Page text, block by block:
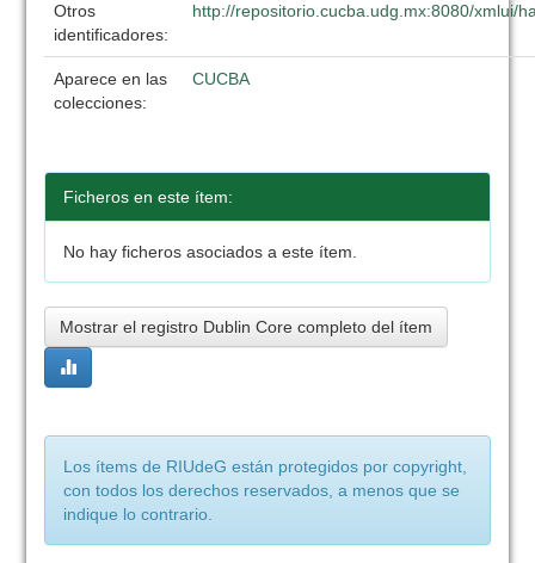
Otros
identificadores:
http://repositorio.cucba.udg.mx:8080/xmlui/
Aparece en las
colecciones:
CUCBA
Ficheros en este ítem:
No hay ficheros asociados a este ítem.
Mostrar el registro Dublin Core completo del ítem
Los ítems de RIUdeG están protegidos por copyright,
con todos los derechos reservados, a menos que se
indique lo contrario.